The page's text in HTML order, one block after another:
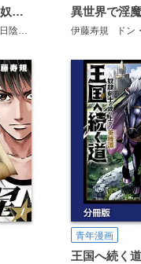
王国へ続く道 奴隷剣士の成り上がり英雄譚
日陰影次 伊藤寿規 ドン
青年漫画